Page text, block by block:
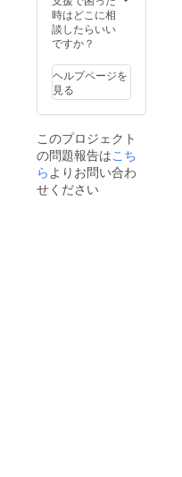
時はどこに相
談したらいい
ですか？
ヘルプページを
見る
このプロジェクト
の問題報告はこち
ら よりお問い合わ
せください